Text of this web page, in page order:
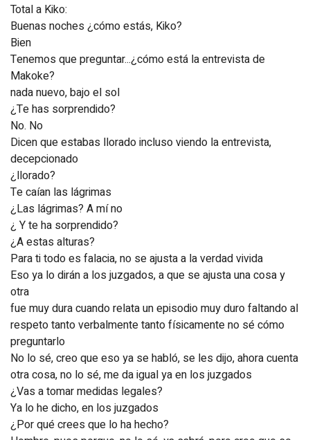
Total a Kiko:
Buenas noches ¿cómo estás, Kiko?
Bien
Tenemos que preguntar...¿cómo está la entrevista de
Makoke?
nada nuevo, bajo el sol
¿Te has sorprendido?
No. No
Dicen que estabas llorado incluso viendo la entrevista,
decepcionado
¿llorado?
Te caían las lágrimas
¿Las lágrimas? A mí no
¿ Y te ha sorprendido?
¿A estas alturas?
Para ti todo es falacia, no se ajusta a la verdad vivida
Eso ya lo dirán a los juzgados, a que se ajusta una cosa y
otra
fue muy dura cuando relata un episodio muy duro faltando al
respeto tanto verbalmente tanto físicamente no sé cómo
preguntarlo
No lo sé, creo que eso ya se habló, se les dijo, ahora cuenta
otra cosa, no lo sé, me da igual ya en los juzgados
¿Vas a tomar medidas legales?
Ya lo he dicho, en los juzgados
¿Por qué crees que lo ha hecho?